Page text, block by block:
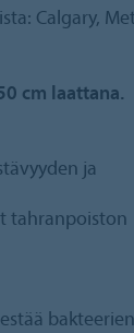
Calgary,
cm laattana.
ja
tahranpoiston